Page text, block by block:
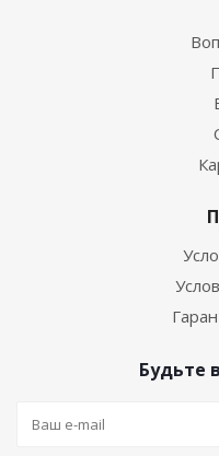
Будьте